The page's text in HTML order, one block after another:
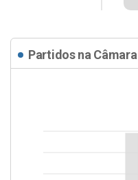
Partidos na Câmara